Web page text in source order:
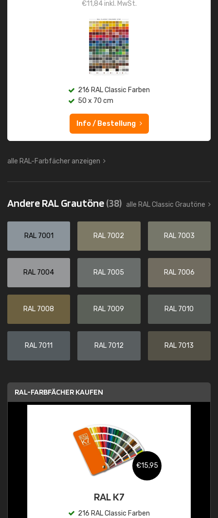
€11,84inkl. MwSt.
216 RAL Classic Farben
50 x 70 cm
Info / Bestellung
alle RAL-Farbfächer anzeigen
Andere RAL Grautöne(38) alle RAL Classic Grautöne
RAL 7001 RAL 7002 RAL 7003
RAL 7004 RAL 7005 RAL 7006
RAL 7008 RAL 7009 RAL 7010
RAL 7011 RAL 7012 RAL 7013
RAL-FARBFÄCHER KAUFEN
€15,95
RAL K7
216 RAL Classic Farben